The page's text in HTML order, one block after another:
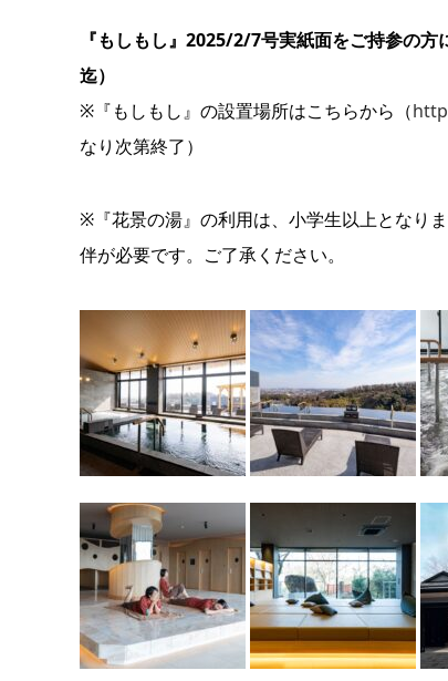
『もしもし』2025/2/7号実紙面をご持参の
迄）
※『もしもし』の設置場所はこちらから（
なり次第終了）
※『花景の湯』の利用は、小学生以上となり
伴が必要です。ご了承ください。